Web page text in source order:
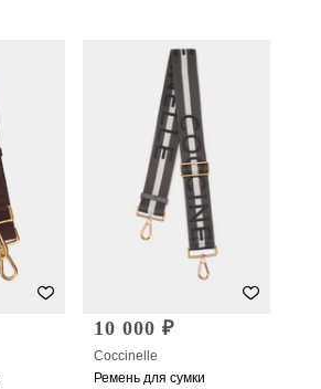
10 000 ₽
Coccinelle
Ремень для сумки